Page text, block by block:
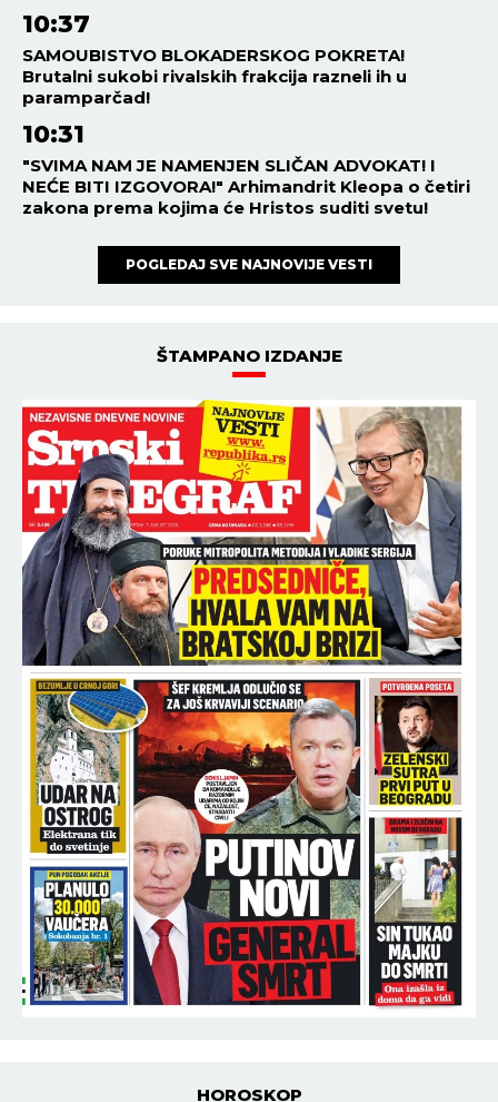
10:37
SAMOUBISTVO BLOKADERSKOG POKRETA!
Brutalni sukobi rivalskih frakcija razneli ih u
paramparčad!
10:31
"SVIMA NAM JE NAMENJEN SLIČAN ADVOKAT! I
NEĆE BITI IZGOVORA!" Arhimandrit Kleopa o četiri
zakona prema kojima će Hristos suditi svetu!
POGLEDAJ SVE NAJNOVIJE VESTI
ŠTAMPANO IZDANJE
HOROSKOP